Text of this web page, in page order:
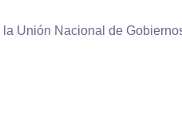
la Unión Nacional de